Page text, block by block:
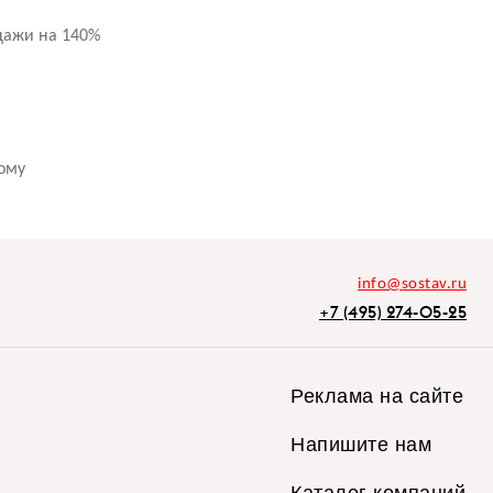
на 140%
info@sostav.ru
+7 (495) 274-05-25
Реклама на сайте
Напишите нам